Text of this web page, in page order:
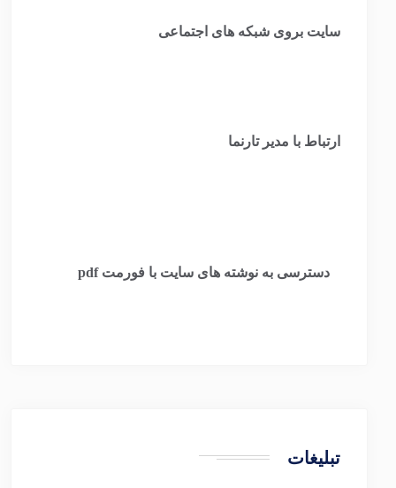
سایت بروی شبکه های اجتماعی
ارتباط با مدیر تارنما
دسترسی به نوشته های سایت با فورمت pdf
تبلیغات